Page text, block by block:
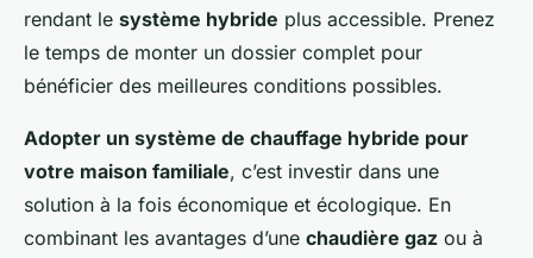
rendant le système hybride plus accessible. Prenez
le temps de monter un dossier complet pour
bénéficier des meilleures conditions possibles.
Adopter un système de chauffage hybride pour
votre maison familiale, c’est investir dans une
solution à la fois économique et écologique. En
combinant les avantages d’une chaudière gaz ou à